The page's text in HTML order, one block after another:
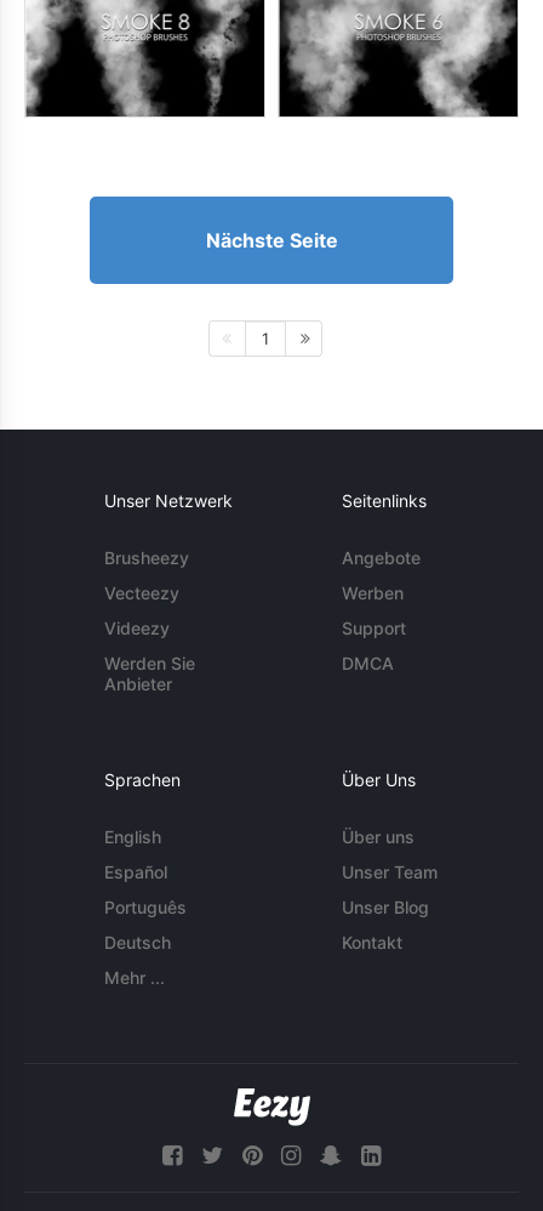
Nächste Seite
1
Unser Netzwerk
Brusheezy
Vecteezy
Videezy
Werden Sie
Anbieter
Seitenlinks
Angebote
Werben
Support
DMCA
Sprachen
English
Español
Português
Deutsch
Mehr ...
Über Uns
Über uns
Unser Team
Unser Blog
Kontakt